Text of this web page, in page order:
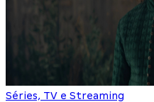
Séries, TV e Streaming